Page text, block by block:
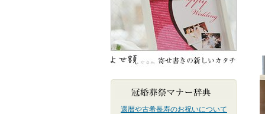
還暦や古希長寿のお祝いについて